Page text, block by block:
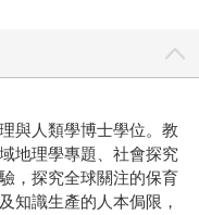
與人類學博士學位。教
地理學專題、社會探究
，探究全球關注的保育
知識生產的人本侷限，